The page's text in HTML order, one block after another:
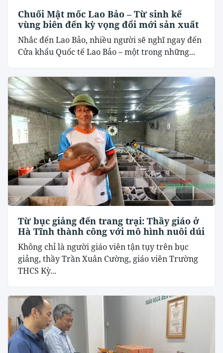
Chuối Mật mốc Lao Bảo – Từ sinh kế
vùng biên đến kỳ vọng đổi mới sản xuất
Nhắc đến Lao Bảo, nhiều người sẽ nghĩ ngay đến
Cửa khẩu Quốc tế Lao Bảo – một trong những...
Từ bục giảng đến trang trại: Thầy giáo ở
Hà Tĩnh thành công với mô hình nuôi dúi
Không chỉ là người giáo viên tận tụy trên bục
giảng, thầy Trần Xuân Cường, giáo viên Trường
THCS Kỳ...